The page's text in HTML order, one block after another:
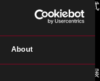
About
织规则，因为欧盟正式
为相关公司在中国开展